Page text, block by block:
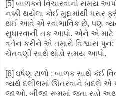
[5] બાળકને વિચારવાનો સમય
નક્કી થયેલા કોઈ મુદ્દામાંથી ધરાર
થઈ આવે એ સ્વાભાવિક છે, પણ
સુધારવાની તક આપો. એને એ માટે
વર્તન કરીને એ તમારો વિશ્વાસ
ચેતવણી સાથે થોડો સમય આપો.
[6] ઘર્ષણ ટાળો : બાળક સાથે કંઈ
વ્યર્થ દલીલમાં ઊતરવાને બદલે એ
જાઓ, બીજા રૂમમાં જતા રહો